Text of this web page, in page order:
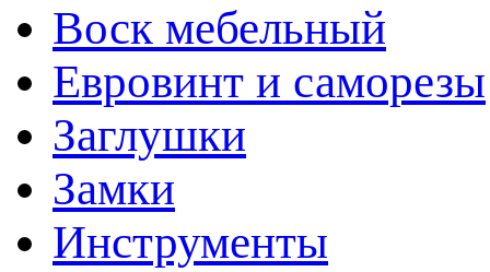
Воск мебельный
Евровинт и саморезы
Заглушки
Замки
Инструменты